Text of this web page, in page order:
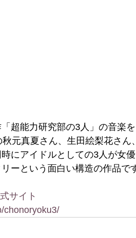
超能力研究部の3人」の音楽
元真夏さん、生田絵梨花さ
にアイドルとしての3人が女
ーという面白い構造の作品で
サイト
chonoryoku3/